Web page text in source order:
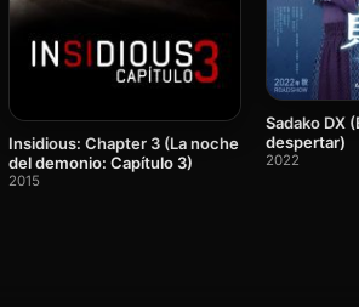
Insidious: Chapter 3 (La noche
del demonio: Capítulo 3)
2015
Sadako DX
despertar)
2022